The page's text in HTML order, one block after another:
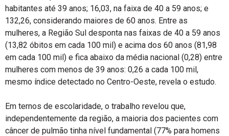
habitantes até 39 anos; 16,03, na faixa de 40 a 59 anos; e
132,26, considerando maiores de 60 anos. Entre as
mulheres, a Região Sul desponta nas faixas de 40 a 59 anos
(13,82 óbitos em cada 100 mil) e acima dos 60 anos (81,98
em cada 100 mil) e fica abaixo da média nacional (0,28) entre
mulheres com menos de 39 anos: 0,26 a cada 100 mil,
mesmo índice detectado no Centro-Oeste, revela o estudo.
Em ternos de escolaridade, o trabalho revelou que,
independentemente da região, a maioria dos pacientes com
câncer de pulmão tinha nível fundamental (77% para homens